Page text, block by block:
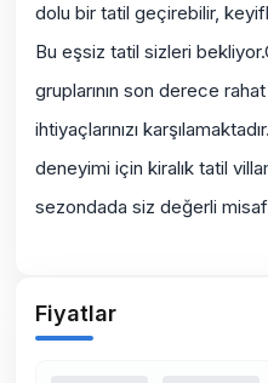
dolu bir tatil geçirebilir,
Bu eşsiz tatil sizleri
gruplarının son derece
ihtiyaçlarınızı
deneyimi için kiralık tatil
sezondada siz değerli
Fiyatlar